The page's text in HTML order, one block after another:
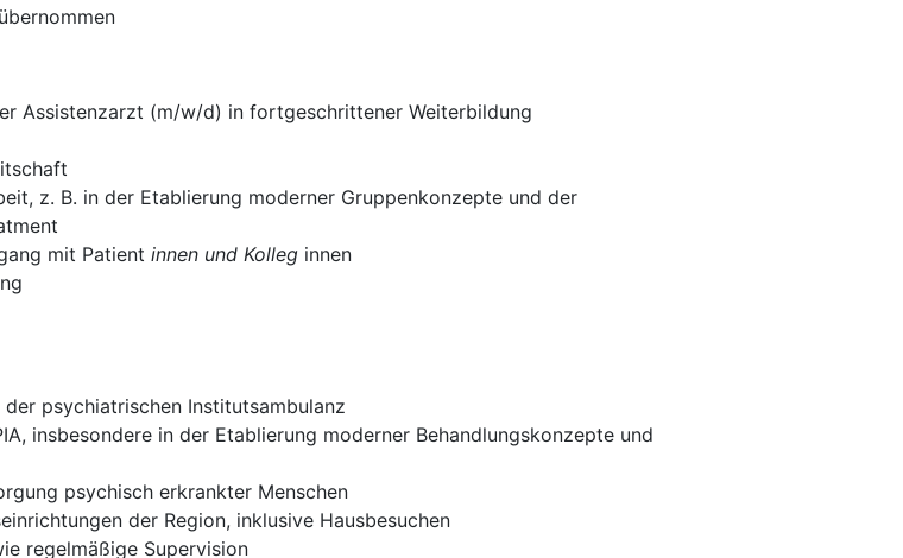
Assistenzarzt (m/w/d) in fortgeschrittener Weiterbildung
z. B. in der Etablierung moderner Gruppenkonzepte und der
mit Patient innen und Kolleg innen
psychiatrischen Institutsambulanz
insbesondere in der Etablierung moderner Behandlungskonzepte und
psychisch erkrankter Menschen
der Region, inklusive Hausbesuchen
regelmäßige Supervision